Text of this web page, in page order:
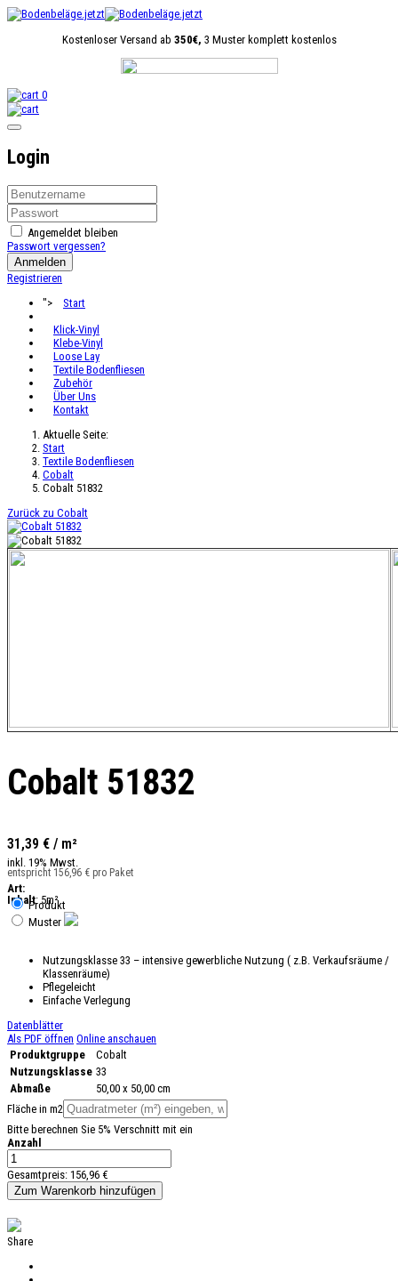
Kostenloser Versand ab 350€, 3 Muster komplett kostenlos
0
Login
Angemeldet bleiben
Passwort vergessen?
Anmelden
Registrieren
">
Start
Klick-Vinyl
Klebe-Vinyl
Loose Lay
Textile Bodenfliesen
Zubehör
Über Uns
Kontakt
Aktuelle Seite:
Start
Textile Bodenfliesen
Cobalt
Cobalt 51832
Zurück zu Cobalt
Cobalt 51832
31,39 € / m²
inkl. 19% Mwst.
entspricht 156,96 € pro Paket
Inhalt: 5m²
Art:
Produkt
Muster
Nutzungsklasse 33 – intensive gewerbliche Nutzung ( z.B. Verkaufsräume /
Klassenräume)
Pflegeleicht
Einfache Verlegung
Datenblätter
Als PDF öffnen Online anschauen
Produktgruppe
Cobalt
Nutzungsklasse 33
Abmaße
50,00 x 50,00 cm
Fläche in m2
Bitte berechnen Sie 5% Verschnitt mit ein
Anzahl
Gesamtpreis: 156,96 €
Share